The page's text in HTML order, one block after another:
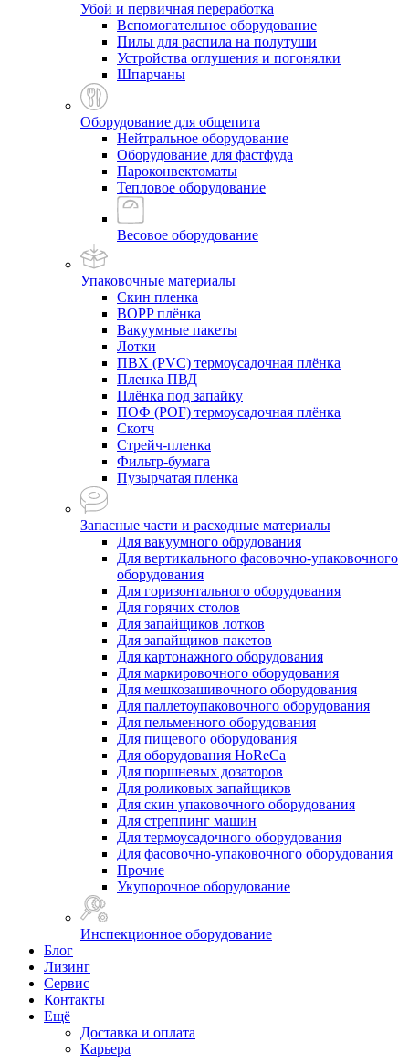
Убой и первичная переработка
Вспомогательное оборудование
Пилы для распила на полутуши
Устройства оглушения и погонялки
Шпарчаны
Оборудование для общепита
Нейтральное оборудование
Оборудование для фастфуда
Пароконвектоматы
Тепловое оборудование
Весовое оборудование
Упаковочные материалы
Скин пленка
BOPP плёнка
Вакуумные пакеты
Лотки
ПВХ (PVC) термоусадочная плёнка
Пленка ПВД
Плёнка под запайку
ПОФ (POF) термоусадочная плёнка
Скотч
Стрейч-пленка
Фильтр-бумага
Пузырчатая пленка
Запасные части и расходные материалы
Для вакуумного обрудования
Для вертикального фасовочно-упаковочного
оборудования
Для горизонтального оборудования
Для горячих столов
Для запайщиков лотков
Для запайщиков пакетов
Для картонажного оборудования
Для маркировочного оборудования
Для мешкозашивочного оборудования
Для паллетоупаковочного оборудования
Для пельменного оборудования
Для пищевого оборудования
Для оборудования HoReCa
Для поршневых дозаторов
Для роликовых запайщиков
Для скин упаковочного оборудования
Для стреппинг машин
Для термоусадочного оборудования
Для фасовочно-упаковочного оборудования
Прочие
Укупорочное оборудование
Инспекционное оборудование
Блог
Лизинг
Сервис
Контакты
Ещё
Доставка и оплата
Карьера